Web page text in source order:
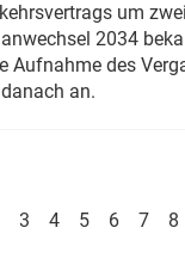
um
2034
Aufnahme des
an.
3 4 5 6 7 8